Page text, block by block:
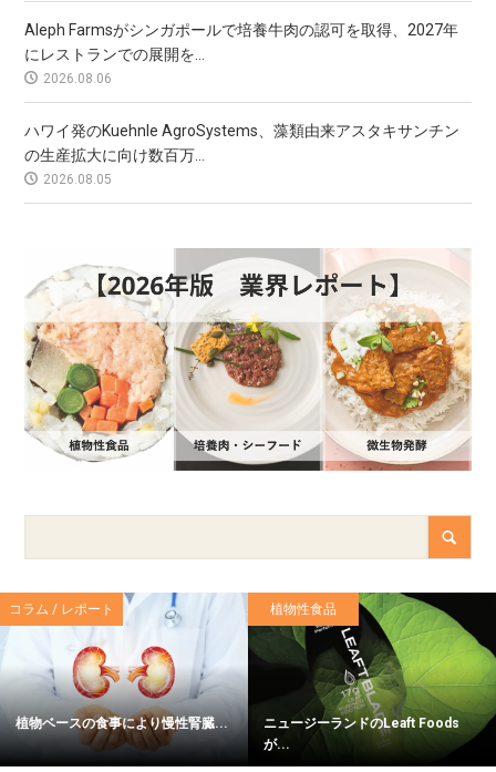
Aleph Farmsがシンガポールで培養牛肉の認可を取得、2027年
にレストランでの展開を...
2026.08.06
ハワイ発のKuehnle AgroSystems、藻類由来アスタキサンチン
の生産拡大に向け数百万...
2026.08.05
コラム / レポート
植物ベースの食事により慢性腎臓...
植物性食品
ニュージーランドのLeaft Foods
が...